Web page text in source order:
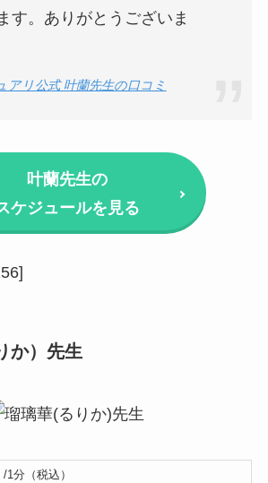
す。ありがとうございま
アリ公式 叶蘭先生の口コミ
叶蘭先生の
ケジュールを見る
か）先生
1分（税込）